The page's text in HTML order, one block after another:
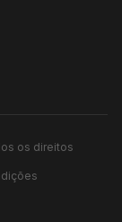
os direitos